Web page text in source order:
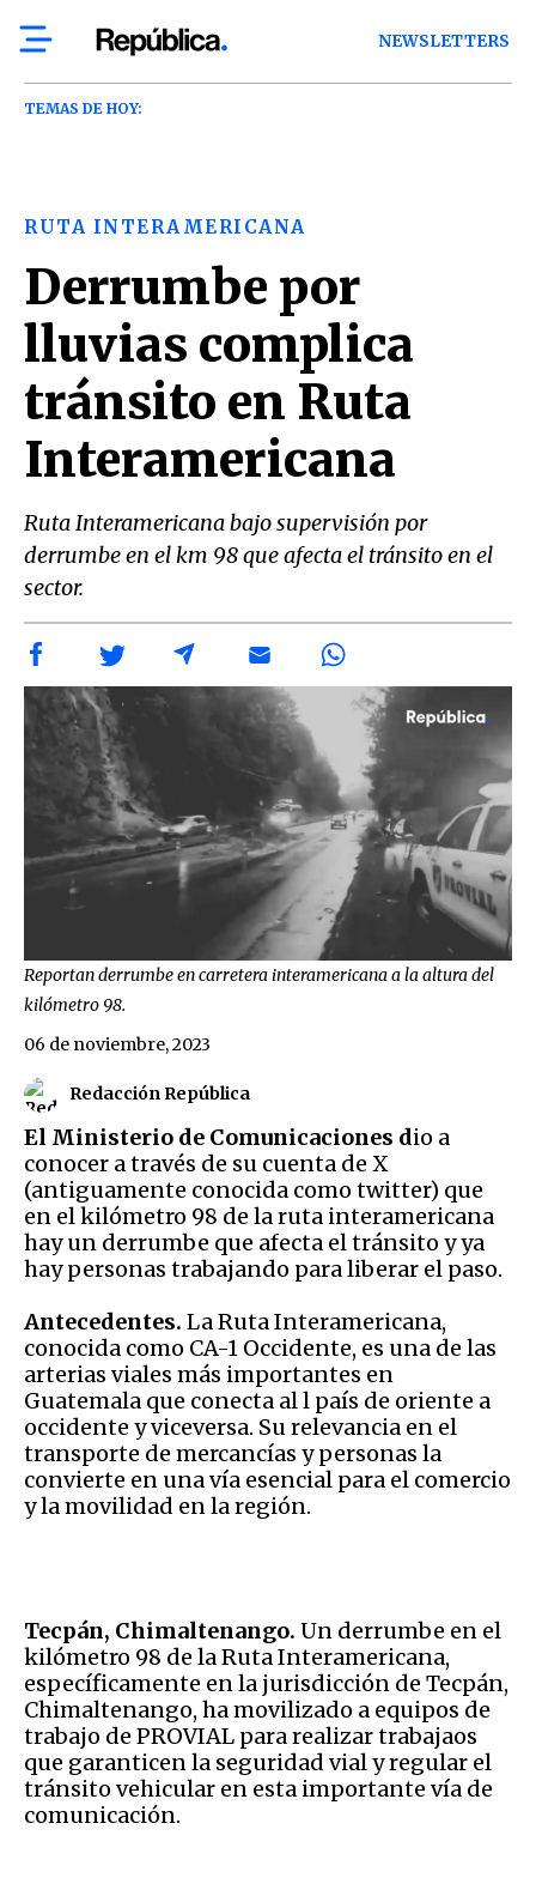
NEWSLETTERS
TEMAS DE HOY:
RUTA INTERAMERICANA
Derrumbe por
lluvias complica
tránsito en Ruta
Interamericana
Ruta Interamericana bajo supervisión por
derrumbe en el km 98 que afecta el tránsito en el
sector.
Reportan derrumbe en carretera interamericana a la altura del
kilómetro 98.
Redacción República
06 de noviembre, 2023
El Ministerio de Comunicaciones dio a
conocer a través de su cuenta de X
(antiguamente conocida como twitter) que
en el kilómetro 98 de la ruta interamericana
hay un derrumbe que afecta el tránsito y ya
hay personas trabajando para liberar el paso.
Antecedentes. La Ruta Interamericana,
conocida como CA-1 Occidente, es una de las
arterias viales más importantes en
Guatemala que conecta al l país de oriente a
occidente y viceversa. Su relevancia en el
transporte de mercancías y personas la
convierte en una vía esencial para el comercio
y la movilidad en la región.
Tecpán, Chimaltenango. Un derrumbe en el
kilómetro 98 de la Ruta Interamericana,
específicamente en la jurisdicción de Tecpán,
Chimaltenango, ha movilizado a equipos de
trabajo de PROVIAL para realizar trabajaos
que garanticen la seguridad vial y regular el
tránsito vehicular en esta importante vía de
comunicación.